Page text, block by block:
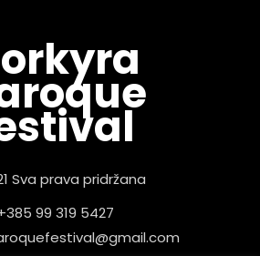
Sva prava pridržana
99 319 5427